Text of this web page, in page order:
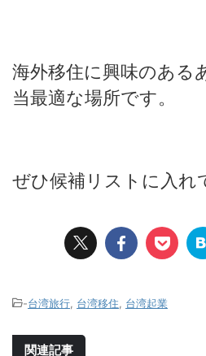
海外移住に興味のある
当最適な場所です。
ぜひ候補リストに入れ
-台湾旅行 台湾移住 台湾起業
関連記事